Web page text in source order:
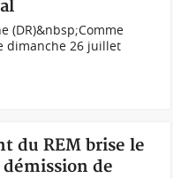
(DR)&nbsp;Comme
dimanche 26 juillet
du REM brise le
de